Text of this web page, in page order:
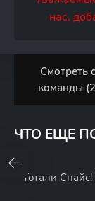
нас,
Смотреть
команды
ЧТО ЕЩЕ
Тотали Спайс!